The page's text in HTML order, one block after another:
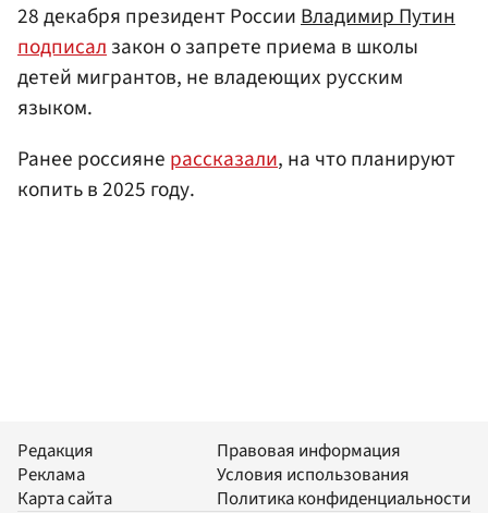
28 декабря президент РоссииВладимир Путин
подписалзакон о запрете приема в школы
детей мигрантов, не владеющих русским
языком.
Ранее россияне рассказали, на что планируют
копить в 2025 году.
Редакция
Реклама
Карта сайта
Правовая информация
Условия использования
Политика конфиденциальности